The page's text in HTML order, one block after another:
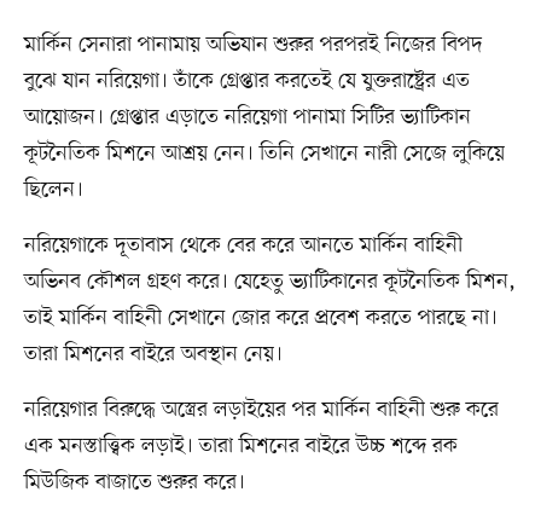
মার্কিন সেনারা পানামায় অভিযান শুরুর পরপরই নিজের বিপদ
বুঝে যান নরিয়েগা। তাঁকে গ্রেপ্তার করতেই যে যুক্তরাষ্ট্রের এত
আয়োজন। গ্রেপ্তার এড়াতে নরিয়েগা পানামা সিটির ভ্যাটিকান
কূটনৈতিক মিশনে আশ্রয় নেন। তিনি সেখানে নারী সেজে লুকিয়ে
ছিলেন।
নরিয়েগাকে দূতাবাস থেকে বের করে আনতে মার্কিন বাহিনী
অভিনব কৌশল গ্রহণ করে। যেহেতু ভ্যাটিকানের কূটনৈতিক মিশন,
তাই মার্কিন বাহিনী সেখানে জোর করে প্রবেশ করতে পারছে না।
তারা মিশনের বাইরে অবস্থান নেয়।
নরিয়েগার বিরুদ্ধে অস্ত্রের লড়াইয়ের পর মার্কিন বাহিনী শুরু করে
এক মনস্তাত্ত্বিক লড়াই। তারা মিশনের বাইরে উচ্চ শব্দে রক
মিউজিক বাজাতে শুরুর করে।